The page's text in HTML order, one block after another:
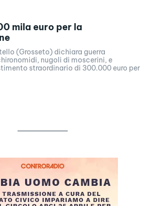
mila euro per la
(Grosseto) dichiara guerra
nugoli di moscerini, e
straordinario di 300.000 euro per